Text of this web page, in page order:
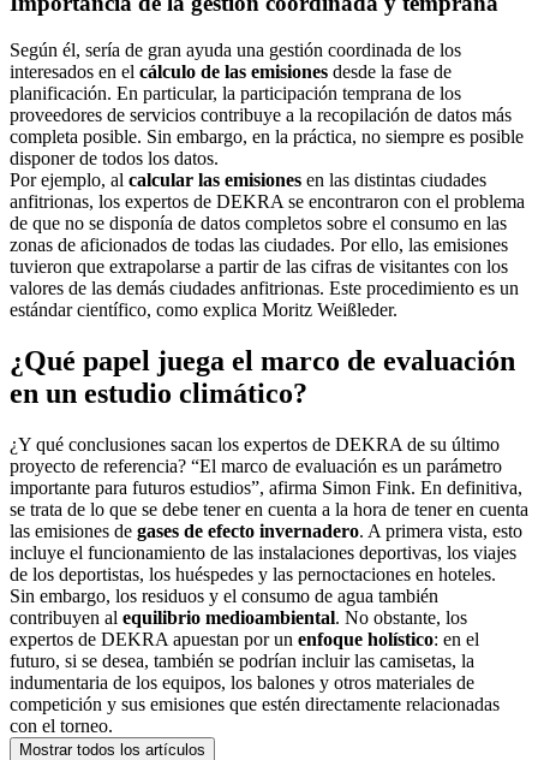
Según él, sería de gran ayuda una gestión coordinada de los
interesados ​​en el cálculo de las emisiones desde la fase de
planificación. En particular, la participación temprana de los
proveedores de servicios contribuye a la recopilación de datos más
completa posible. Sin embargo, en la práctica, no siempre es posible
disponer de todos los datos.
Por ejemplo, al calcular las emisiones en las distintas ciudades
anfitrionas, los expertos de DEKRA se encontraron con el problema
de que no se disponía de datos completos sobre el consumo en las
zonas de aficionados de todas las ciudades. Por ello, las emisiones
tuvieron que extrapolarse a partir de las cifras de visitantes con los
valores de las demás ciudades anfitrionas. Este procedimiento es un
estándar científico, como explica Moritz Weißleder.
¿Qué papel juega el marco de evaluación
en un estudio climático?
¿Y qué conclusiones sacan los expertos de DEKRA de su último
proyecto de referencia? “El marco de evaluación es un parámetro
importante para futuros estudios”, afirma Simon Fink. En definitiva,
se trata de lo que se debe tener en cuenta a la hora de tener en cuenta
las emisiones de gases de efecto invernadero. A primera vista, esto
incluye el funcionamiento de las instalaciones deportivas, los viajes
de los deportistas, los huéspedes y las pernoctaciones en hoteles.
Sin embargo, los residuos y el consumo de agua también
contribuyen al equilibrio medioambiental. No obstante, los
expertos de DEKRA apuestan por un enfoque holístico: en el
futuro, si se desea, también se podrían incluir las camisetas, la
indumentaria de los equipos, los balones y otros materiales de
competición y sus emisiones que estén directamente relacionadas
con el torneo.
Mostrar todos los artículos